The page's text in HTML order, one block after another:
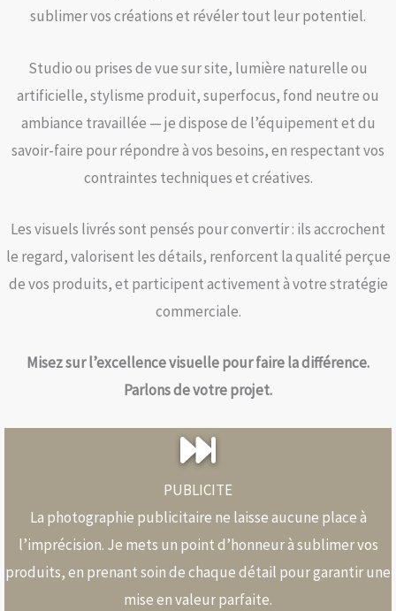
sublimer vos créations et révéler tout leur potentiel.
Studio ou prises de vue sur site, lumière naturelle ou
artificielle, stylisme produit, superfocus, fond neutre ou
ambiance travaillée — je dispose de l’équipement et du
savoir-faire pour répondre à vos besoins, en respectant vos
contraintes techniques et créatives.
Les visuels livrés sont pensés pour convertir : ils accrochent
le regard, valorisent les détails, renforcent la qualité perçue
de vos produits, et participent activement à votre stratégie
commerciale.
Misez sur l’excellence visuelle pour faire la différence.
Parlons de votre projet.
PUBLICITE
La photographie publicitaire ne laisse aucune place à
l’imprécision. Je mets un point d’honneur à sublimer vos
produits, en prenant soin de chaque détail pour garantir une
mise en valeur parfaite.